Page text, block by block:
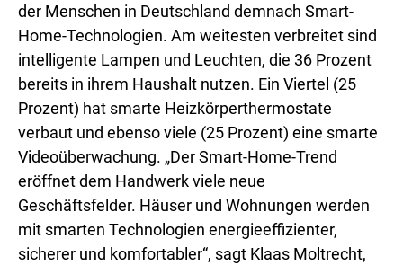
der Menschen in Deutschland demnach Smart-
Home-Technologien. Am weitesten verbreitet sind
intelligente Lampen und Leuchten, die 36 Prozent
bereits in ihrem Haushalt nutzen. Ein Viertel (25
Prozent) hat smarte Heizkörperthermostate
verbaut und ebenso viele (25 Prozent) eine smarte
Videoüberwachung. „Der Smart-Home-Trend
eröffnet dem Handwerk viele neue
Geschäftsfelder. Häuser und Wohnungen werden
mit smarten Technologien energieeffizienter,
sicherer und komfortabler“, sagt Klaas Moltrecht,